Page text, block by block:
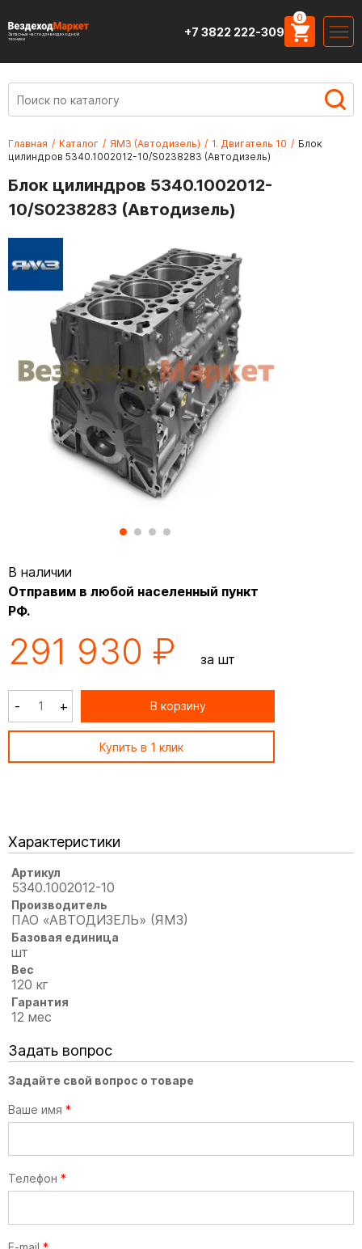
Запасные части для вездеходной
техники
+7 3822 222-309
0
Главная / Каталог / ЯМЗ (Автодизель) / 1. Двигатель 10 / Блок
цилиндров 5340.1002012-10/S0238283 (Автодизель)
Блок цилиндров 5340.1002012-
10/S0238283 (Автодизель)
В наличии
Отправим в любой населенный пункт
РФ.
291 930 ₽ за шт
- + В корзину
Купить в 1 клик
Характеристики
Артикул
5340.1002012-10
Производитель
ПАО «АВТОДИЗЕЛЬ» (ЯМЗ)
Базовая единица
шт
Вес
120 кг
Гарантия
12 мес
Задать вопрос
Задайте свой вопрос о товаре
Ваше имя *
Телефон *